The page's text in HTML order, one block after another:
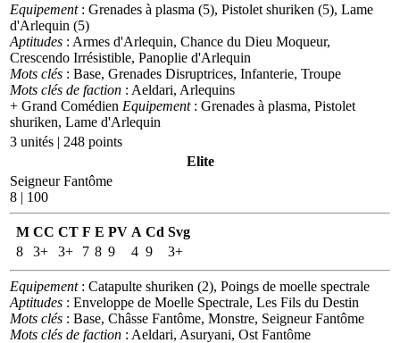
Equipement: Grenades à plasma (5), Pistolet shuriken (5), Lame
d'Arlequin (5)
Aptitudes : Armes d'Arlequin, Chance du Dieu Moqueur,
Crescendo Irrésistible, Panoplie d'Arlequin
Mots clés : Base, Grenades Disruptrices, Infanterie, Troupe
Mots clés de faction : Aeldari, Arlequins
+ Grand Comédien Equipement: Grenades à plasma, Pistolet
shuriken, Lame d'Arlequin
3 unités | 248 points
Elite
Seigneur Fantôme
8 | 100
M CC CT F E PV A Cd Svg
8
3+ 3+ 7 8 9 4 9 3+
Equipement: Catapulte shuriken (2), Poings de moelle spectrale
Aptitudes : Enveloppe de Moelle Spectrale, Les Fils du Destin
Mots clés : Base, Châsse Fantôme, Monstre, Seigneur Fantôme
Mots clés de faction : Aeldari, Asuryani, Ost Fantôme